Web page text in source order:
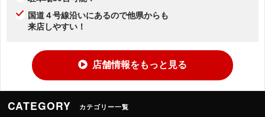
国道４号線沿いにあるので他県からも
来店しやすい！
店舗情報をもっと見る
CATEGORY カテゴリー一覧